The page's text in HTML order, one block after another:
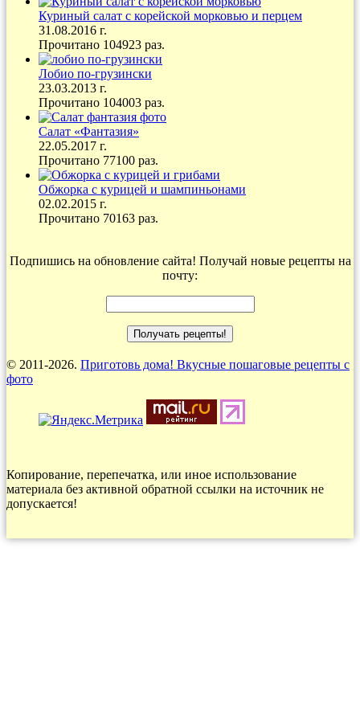
Куриный салат с корейской морковью и перцем
31.08.2016 г.
Прочитано 104923 раз.
Лобио по-грузински
23.03.2013 г.
Прочитано 104003 раз.
Салат «Фантазия»
22.05.2017 г.
Прочитано 77100 раз.
Обжорка с курицей и шампиньонами
02.02.2015 г.
Прочитано 70163 раз.
Подпишись на обновление сайта! Получай новые рецепты на
почту:
© 2011-2026. Приготовь дома! Вкусные пошаговые рецепты с
фото
Копирование, перепечатка, или иное использование
материала без активной обратной ссылки на источник не
допускается!